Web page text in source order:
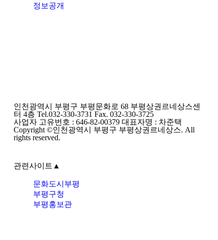
정보공개
인천광역시 부평구 부평문화로 68 부평상권르네상스센
터 4층 Tel.032-330-3731 Fax. 032-330-3725
사업자 고유번호 : 646-82-00379 대표자명 : 차준택
Copyright ©인천광역시 부평구 부평상권르네상스. All
rights reserved.
관련사이트 ▲
문화도시부평
부평구청
부평홍보관